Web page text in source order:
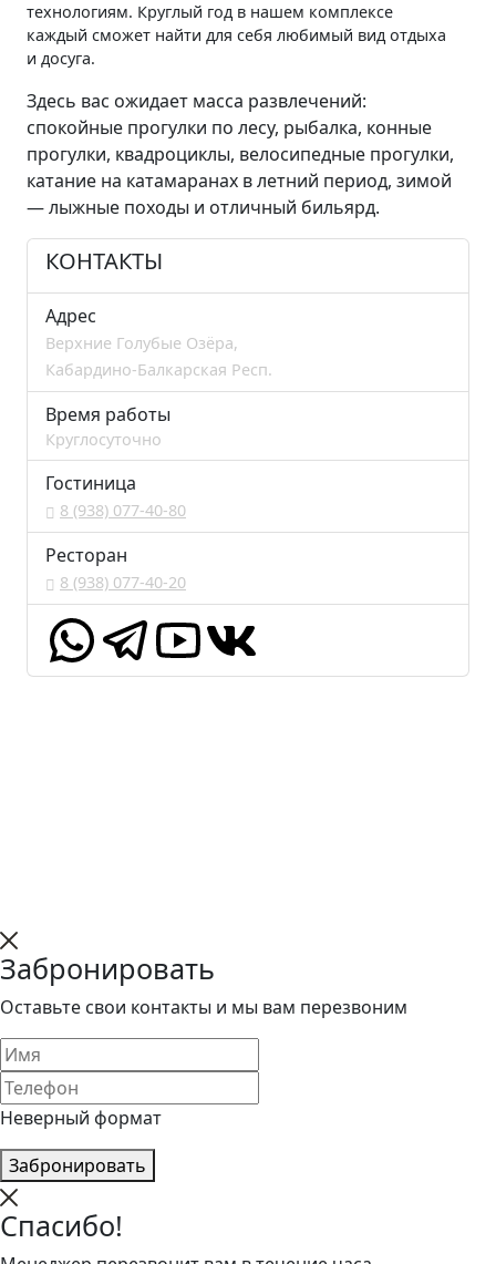
технологиям. Круглый год в нашем комплексе
каждый сможет найти для себя любимый вид отдыха
и досуга.
Здесь вас ожидает масса развлечений:
спокойные прогулки по лесу, рыбалка, конные
прогулки, квадроциклы, велосипедные прогулки,
катание на катамаранах в летний период, зимой
— лыжные походы и отличный бильярд.
КОНТАКТЫ
Адрес
Верхние Голубые Озёра,
Кабардино-Балкарская Респ.
Время работы
Круглосуточно
Гостиница
8 (938) 077-40-80
Ресторан
8 (938) 077-40-20
Забронировать
Оставьте свои контакты и мы вам перезвоним
Неверный формат
Забронировать
Спасибо!